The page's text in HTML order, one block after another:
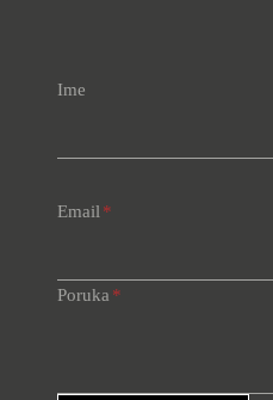
Ime
Email *
Poruka *